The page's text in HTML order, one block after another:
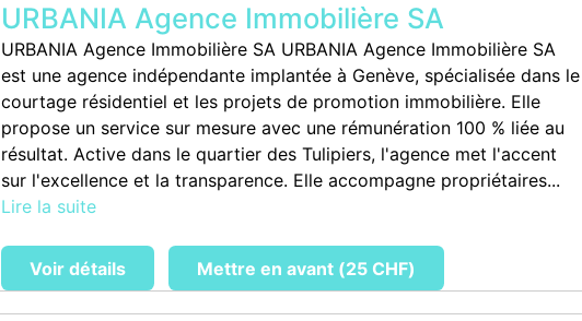
URBANIA Agence Immobilière SA
URBANIA Agence Immobilière SA URBANIA Agence Immobilière SA
est une agence indépendante implantée à Genève, spécialisée dans le
courtage résidentiel et les projets de promotion immobilière. Elle
propose un service sur mesure avec une rémunération 100 % liée au
résultat. Active dans le quartier des Tulipiers, l'agence met l'accent
sur l'excellence et la transparence. Elle accompagne propriétaires...
Lire la suite
Voir détails Mettre en avant (25 CHF)